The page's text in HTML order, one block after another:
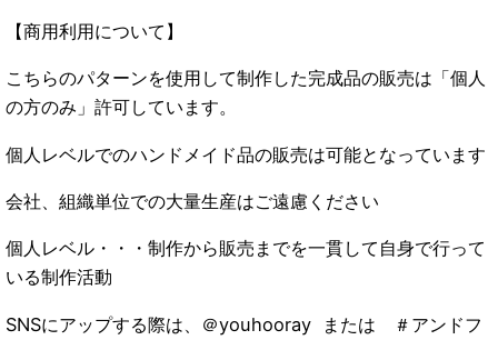
【商用利用について】
こちらのパターンを使用して制作した完成品の販売は「個人
の方のみ」許可しています。
個人レベルでのハンドメイド品の販売は可能となっています
会社、組織単位での大量生産はご遠慮ください
個人レベル・・・制作から販売までを一貫して自身で行って
いる制作活動
SNSにアップする際は、＠youhooray または ＃アンドフ